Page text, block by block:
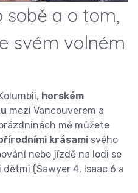
sobě a o tom,
svém volném
horském
mezi Vancouverem a
mě můžete
krásami svého
nebo jízdě na lodi se
(Sawyer 4, Isaac 6 a